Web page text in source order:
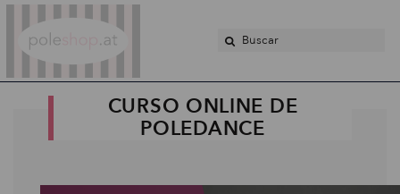
CURSO ONLINE DE
POLEDANCE